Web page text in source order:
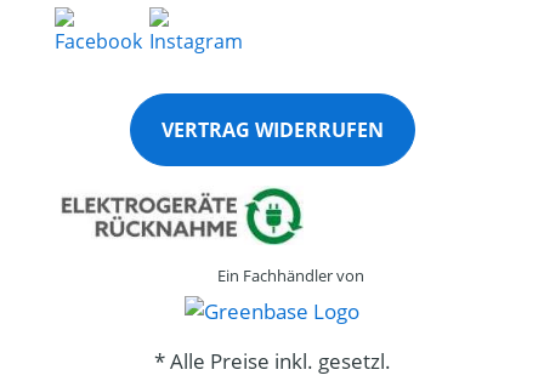
VERTRAG WIDERRUFEN
Ein Fachhändler von
* Alle Preise inkl. gesetzl.